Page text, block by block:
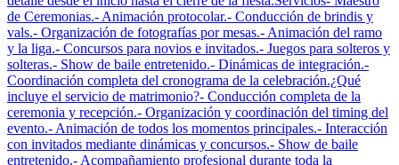
de Ceremonias.- Animación protocolar.- Conducción de brindis y
vals.- Organización de fotografías por mesas.- Animación del ramo
y la liga.- Concursos para novios e invitados.- Juegos para solteros y
solteras.- Show de baile entretenido.- Dinámicas de integración.-
Coordinación completa del cronograma de la celebración.¿Qué
incluye el servicio de matrimonio?- Conducción completa de la
ceremonia y recepción.- Organización y coordinación del timing del
evento.- Animación de todos los momentos principales.- Interacción
con invitados mediante dinámicas y concursos.- Show de baile
entretenido.- Acompañamiento profesional durante toda la